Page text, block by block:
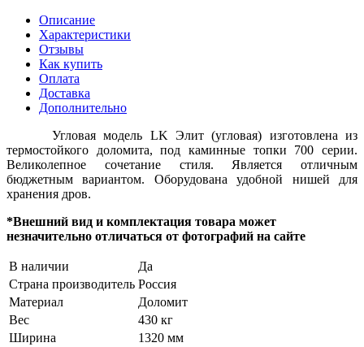
Описание
Характеристики
Отзывы
Как купить
Оплата
Доставка
Дополнительно
Угловая модель LK Элит (угловая) изготовлена из
термостойкого доломита, под каминные топки 700 серии.
Великолепное сочетание стиля. Является отличным
бюджетным вариантом. Оборудована удобной нишей для
хранения дров.
*Внешний вид и комплектация товара может
незначительно отличаться от фотографий на сайте
В наличии
Да
Страна производитель Россия
Материал
Доломит
Вес
430 кг
Ширина
1320 мм